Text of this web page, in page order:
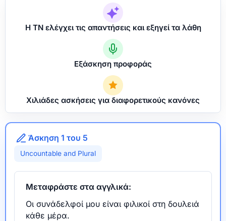
Η ΤΝ ελέγχει τις απαντήσεις και εξηγεί τα λάθη
Εξάσκηση προφοράς
Χιλιάδες ασκήσεις για διαφορετικούς κανόνες
Άσκηση 1 του 5
Uncountable and Plural
Μεταφράστε στα αγγλικά:
Οι συνάδελφοί μου είναι φιλικοί στη δουλειά
κάθε μέρα.